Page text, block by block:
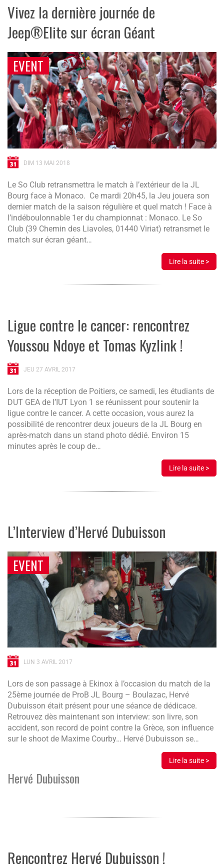
Vivez la dernière journée de
Jeep®Elite sur écran Géant
EVENT
DIM 13 MAI 2018
Le So Club retransmettra le match à l’extérieur de la JL
Bourg face à Monaco. Ce mardi 20h45, la Jeu jouera son
dernier match de la saison régulière et quel match ! Face à
l’indéboulonnable 1er du championnat : Monaco. Le So
Club (39 Chemin des Liavoles, 01440 Viriat) retransmet le
match sur écran géant…
Lire la suite >
Ligue contre le cancer: rencontrez
Youssou Ndoye et Tomas Kyzlink !
JEU 27 AVRIL 2017
Lors de la réception de Poitiers, ce samedi, les étudiants de
DUT GEA de l’IUT Lyon 1 se réunissent pour soutenir la
ligue contre le cancer. A cette occasion, vous aurez la
possibilité de rencontrer deux joueurs de la JL Bourg en
après-match dans un stand photo dédié. Environ 15
minutes après le coup de…
Lire la suite >
L’Interview d’Hervé Dubuisson
EVENT
LUN 3 AVRIL 2017
Lors de son passage à Ekinox à l’occasion du match de la
25ème journée de ProB JL Bourg – Boulazac, Hervé
Dubuisson était présent pour une séance de dédicace.
Retrouvez dès maintenant son interview: son livre, son
accident, son record de point contre la Grèce, son influence
sur le shoot de Maxime Courby… Hervé Dubuisson se…
Lire la suite >
Hervé Dubuisson
Rencontrez Hervé Dubuisson !